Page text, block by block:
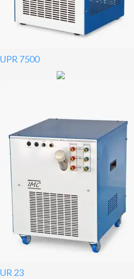
UPR 7500
UR 23